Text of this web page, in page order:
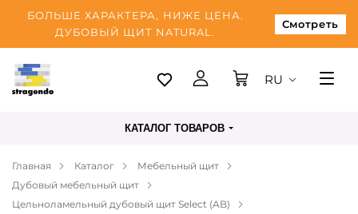
БОЛЬШЕ ХАРАКТЕРА, НИЖЕ ЦЕНА.
ДУБОВЫЙ ЩИТ NATURAL.
Смотреть
Таллинн
Оплата
О нас
RU
КАТАЛОГ ТОВАРОВ
Главная Каталог
Мебельный щит
Дубовый мебельный щит
Цельноламельный дубовый щит Select (AB)